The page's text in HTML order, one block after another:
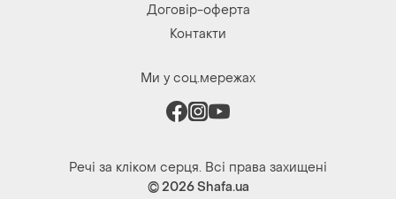
Договір-оферта
Контакти
Ми у соц.мережах
Речі за кліком серця. Всі права захищені
© 2026Shafa.ua